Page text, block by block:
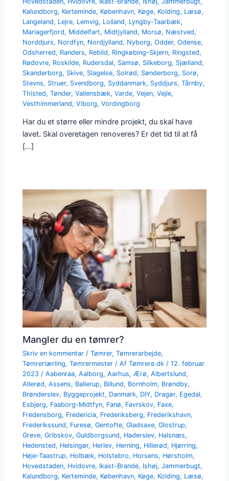
Kalundborg, Kerteminde, København, Køge, Kolding, Læsø,
Langeland, Lejre, Lemvig, Lolland, Lyngby-Taarbæk,
Mariagerfjord, Middelfart, Midtjylland, Morsø, Næstved,
Norddjurs, Nordfyn, Nordjylland, Nyborg,Odder,Odense,
Odsherred, Randers, Rebild, Ringkøbing-Skjern, Ringsted,
Rødovre, Roskilde, Rudersdal, Samsø, Silkeborg, Sjælland,
Skanderborg, Skive, Slagelse, Solrød, Sønderborg, Sorø,
Stevns, Struer, Svendborg, Syddanmark, Syddjurs,Tårnby,
Thisted,Tønder,Vallensbæk,Varde,Vejen,Vejle,
Vesthimmerland,Viborg,Vordingborg
Har du et større eller mindre projekt, du skal have
lavet. Skal overetagen renoveres? Er det tid til at få
[…]
Mangler du en tømrer?
Skriv en kommentar /Tømrer,Tømrerarbejde,
Tømrerlærling,Tømrermester / AfTømrere.dk/12. februar
2023/Aabenraa,Aalborg,Aarhus,Ærø,Albertslund,
Allerød,Assens, Ballerup, Billund, Bornholm, Brøndby,
Brønderslev, Byggeprojekt, Danmark, DIY, Dragør, Egedal,
Esbjerg, Faaborg-Midtfyn, Fanø, Favrskov, Faxe,
Fredensborg, Fredericia, Frederiksberg, Frederikshavn,
Frederikssund, Furesø,Gentofte,Gladsaxe,Glostrup,
Greve,Gribskov,Guldborgsund, Haderslev, Halsnæs,
Hedensted, Helsingør, Herlev, Herning, Hillerød, Hjørring,
Høje-Taastrup, Holbæk, Holstebro, Horsens, Hørsholm,
Hovedstaden, Hvidovre, Ikast-Brande, Ishøj,Jammerbugt,
Kalundborg, Kerteminde, København, Køge, Kolding, Læsø,